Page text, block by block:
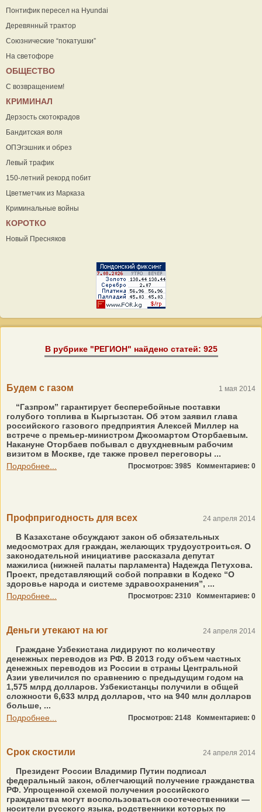
Понтифик пересел на Hyundai
Деревянный трактор
Союзнические “покатушки”
На светофоре
ОБЩЕСТВО
С возвращением!
КРИМИНАЛ
Дерзость скотокрадов
Бандитская воля
ОПЭгэшник и обрез
Левый трафик
150-летний рекорд побит
Цветметчик из Марказа
Криминальные войны
КОРОТКО
Новый Пресняков
В рубрике "РЕГИОН" найдено статей: 925
Будем с газом 1 мая 2014
“Газпром” гарантирует бесперебойные поставки
голубого топлива в Кыргызстан. Об этом заявил глава
российского газового предприятия Алексей Миллер на
встрече с премьер-министром Джоомартом Отор­баевым.
Накануне Оторбаев побывал с двухдневным рабочим
визитом в Москве, где также провел переговоры ...
Подробнее...
Просмотров: 3985 Комментариев: 0
Профпригодность для всех 24 апреля 2014
В Казахстане обсуждают закон об обязательных
медосмотрах для граждан, желающих трудоустроиться. О
законодательной инициативе рассказала депутат
мажилиса (нижней палаты парламента) Надежда Петухова.
Проект, представляющий собой поправки в Кодекс “О
здоровье народа и системе здравоохранения”, ...
Подробнее...
Просмотров: 2310 Комментариев: 0
Деньги утекают на юг 24 апреля 2014
Граждане Узбекистана лидируют по количеству
денежных переводов из РФ. В 2013 году объем частных
денежных переводов из России в страны Центральной
Азии увеличился по сравнению с предыдущим годом на
1,575 млрд долларов. Узбекистанцы получили в общей
сложности 6,633 млрд долларов, что на 940 млн долларов
больше, ...
Подробнее...
Просмотров: 2148 Комментариев: 0
Срок скостили 24 апреля 2014
Президент России Владимир Путин подписал
федеральный закон, облегчающий получение гражданства
РФ. Упрощенной схемой получения российского
гражданства могут воспользоваться соотечественники —
носители русского языка, родственники которых по